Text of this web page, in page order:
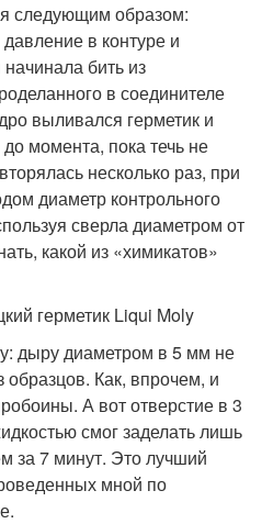
следующим образом:
в контуре и
бить из
в соединителе
выливался герметик и
момента, пока течь не
несколько раз, при
диаметр контрольного
сверла диаметром от
какой из «химикатов»
герметик Liqui Moly
дыру диаметром в 5 мм не
образцов. Как, впрочем, и
А вот отверстие в 3
смог заделать лишь
за 7 минут. Это лучший
мной по